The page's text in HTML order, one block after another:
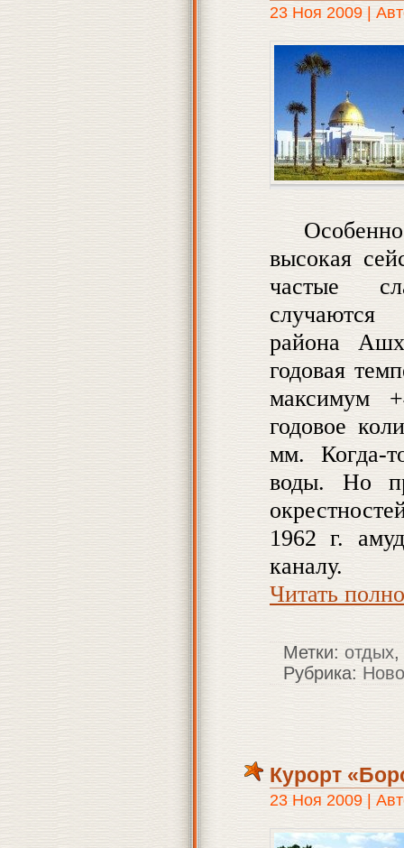
23 Ноя 2009 |
высокая
частые
случаются
района
годовая
максимум
годовое
мм. Когда-
воды. Но
1962 г.
каналу.
Читать
Метки: отдых,
Рубрика:
Курорт
23 Ноя 2009 |